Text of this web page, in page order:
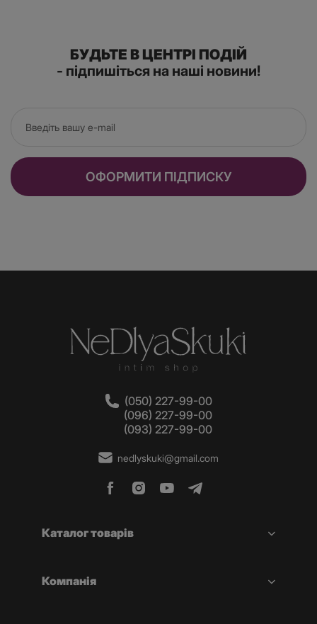
БУДЬТЕ В ЦЕНТРІ ПОДІЙ
- підпишіться на наші новини!
ОФОРМИТИ ПІДПИСКУ
(050) 227-99-00
(096) 227-99-00
(093) 227-99-00
nedlyskuki@gmail.com
Каталог товарів
Компанія